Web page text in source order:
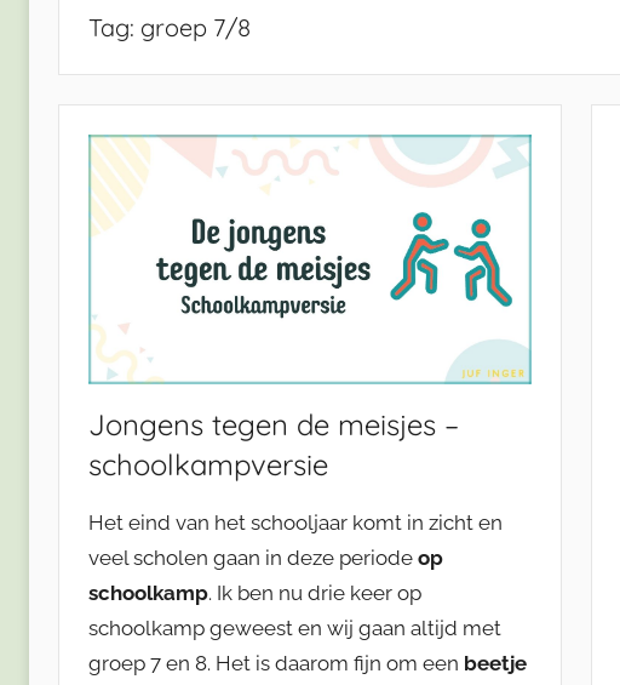
Tag: groep 7/8
Jongens tegen de meisjes –
schoolkampversie
Het eind van het schooljaar komt in zicht en
veel scholen gaan in deze periode op
schoolkamp. Ik ben nu drie keer op
schoolkamp geweest en wij gaan altijd met
groep 7 en 8. Het is daarom fijn om een beetje